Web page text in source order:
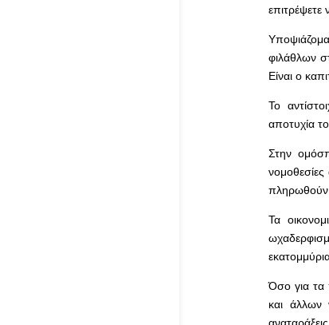
φιλάθλων
Είναι ο
Το
αποτυχία
Στην
πληρωθούν
Τα
Όσο για τα
και άλλων